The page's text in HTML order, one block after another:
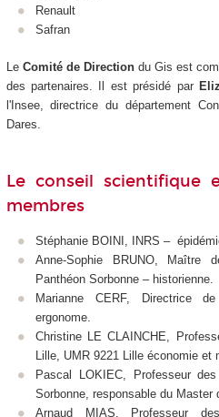
Renault
Safran
Le Comité de Directiondu Gis est
des partenaires. Il est présidé par
l'Insee, directrice du département
Dares.
Le conseil scientifique
membres
Stéphanie BOINI, INRS –
Anne-Sophie BRUNO, Maître
Panthéon Sorbonne – historienne.
Marianne CERF, Directrice
ergonome.
Christine LE CLAINCHE,
Lille, UMR 9221 Lille économie
Pascal LOKIEC, Professeur
Sorbonne, responsable du Master
Arnaud MIAS, Professeur